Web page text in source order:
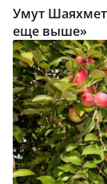
Умут
еще выше»